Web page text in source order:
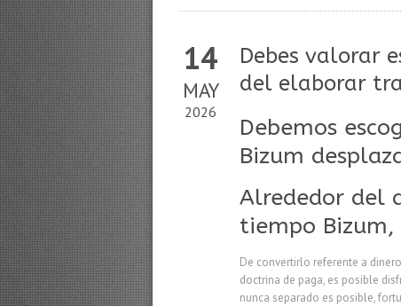
14
MAY
2026
Debes valorar
del elaborar
Debemos
Bizum
Alrededor del
tiempo
De convertirlo referente a
doctrina de paga, es posible
nunca separado es posible,